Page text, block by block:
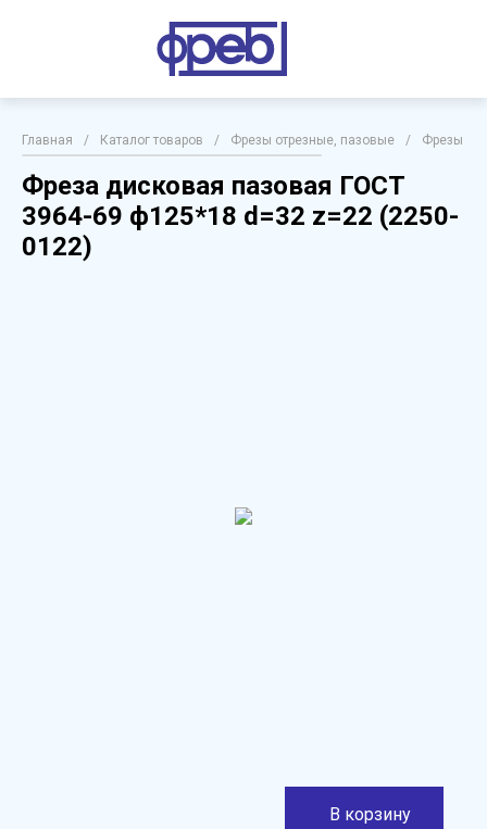
Главная / Каталог товаров / Фрезы отрезные, пазовые / Фрезы
Фреза дисковая пазовая ГОСТ
3964-69 ф125*18 d=32 z=22 (2250-
0122)
В корзину